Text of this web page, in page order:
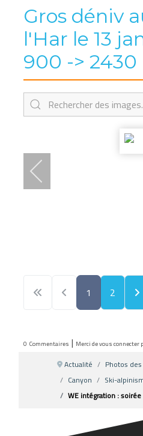
Gros déniv
l'Har le 13
900 -> 2430
1 2
0 Commentaires | Merci de vous connecter
Actualité
Photos
Canyon
Ski-
WE intégration : soirée